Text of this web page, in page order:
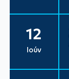
12
Ιούν